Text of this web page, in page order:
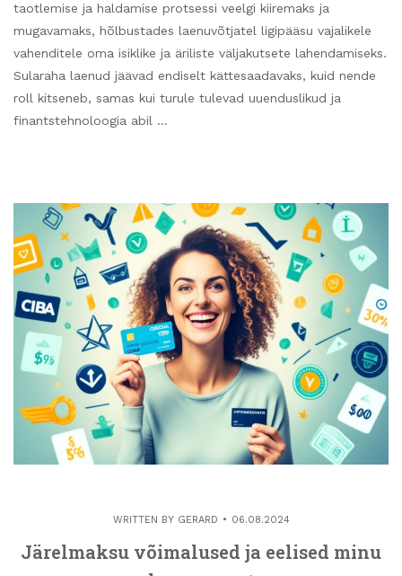
taotlemise ja haldamise protsessi veelgi kiiremaks ja
mugavamaks, hõlbustades laenuvõtjatel ligipääsu vajalikele
vahenditele oma isiklike ja äriliste väljakutsete lahendamiseks.
Sularaha laenud jäävad endiselt kättesaadavaks, kuid nende
roll kitseneb, samas kui turule tulevad uuenduslikud ja
finantstehnoloogia abil …
WRITTEN BY GERARD 06.08.2024
Järelmaksu võimalused ja eelised minu